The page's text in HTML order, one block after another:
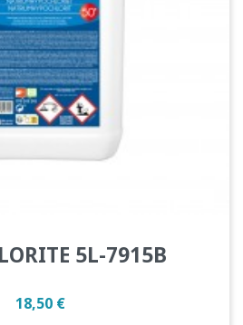
5L-7915B
Prix
18,50 €